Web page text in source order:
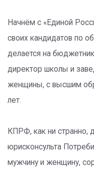
Начнём с «Единой
своих кандидатов по
делается на
директор школы и
женщины, с высшим
лет.
КПРФ, как ни странно,
юрисконсульта
мужчину и женщину,